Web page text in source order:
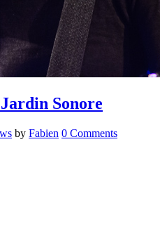
Sonore
by Fabien 0 Comments